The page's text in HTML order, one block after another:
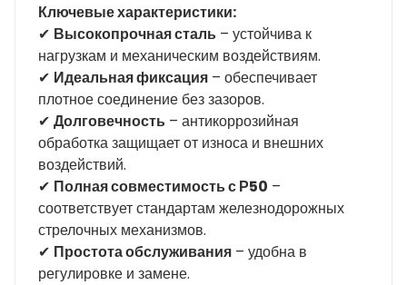
Ключевые характеристики:
✔ Высокопрочная сталь – устойчива к
нагрузкам и механическим воздействиям.
✔ Идеальная фиксация – обеспечивает
плотное соединение без зазоров.
✔ Долговечность – антикоррозийная
обработка защищает от износа и внешних
воздействий.
✔ Полная совместимость с Р50 –
соответствует стандартам железнодорожных
стрелочных механизмов.
✔ Простота обслуживания – удобна в
регулировке и замене.